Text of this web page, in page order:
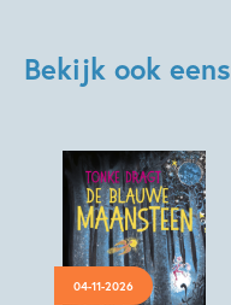
Bekijk ook eens
04-11-2026